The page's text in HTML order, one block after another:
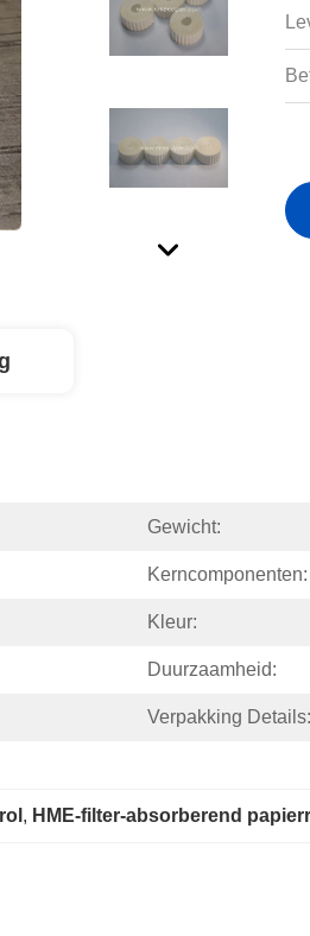
Gewicht:
Kerncomponenten:
Kleur:
Duurzaamheid:
Verpakking Details:
, HME-filter-absorberend